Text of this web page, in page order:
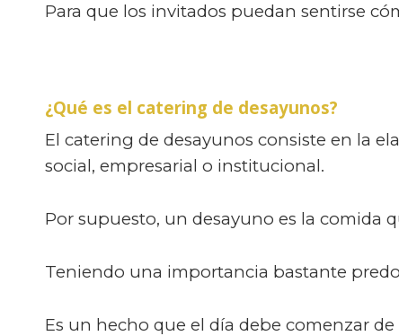
Para que los invitados puedan sentirse
¿Qué es el catering de desayunos?
El catering de desayunos consiste en la
social, empresarial o institucional.
Por supuesto, un desayuno es la comida
Teniendo una importancia bastante
Es un hecho que el día debe comenzar